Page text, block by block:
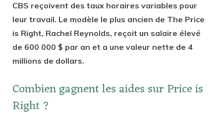
CBS reçoivent des taux horaires variables pour
leur travail. Le modèle le plus ancien de The Price
is Right, Rachel Reynolds, reçoit un salaire élevé
de 600 000 $ par an et a une valeur nette de 4
millions de dollars.
Combien gagnent les aides sur Price is
Right ?